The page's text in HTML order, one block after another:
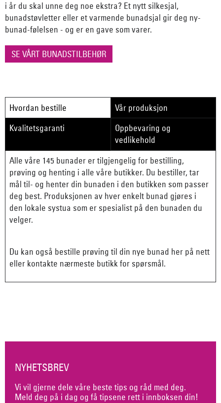
i år du skal unne deg noe ekstra? Et nytt silkesjal,
bunadstøvletter eller et varmende bunadsjal gir deg ny-
bunad-følelsen - og er en gave som varer.
SE VÅRT BUNADSTILBEHØR
Hvordan bestille
Vår produksjon
Kvalitetsgaranti
Oppbevaring og
vedlikehold
Alle våre 145 bunader er tilgjengelig for bestilling,
prøving og henting i alle våre butikker. Du bestiller, tar
mål til- og henter din bunaden i den butikken som passer
deg best. Produksjonen av hver enkelt bunad gjøres i
den lokale systua som er spesialist på den bunaden du
velger.
Du kan også bestille prøving til din nye bunad her på nett
eller kontakte nærmeste butikk for spørsmål.
NYHETSBREV
Vi vil gjerne dele våre beste tips og råd med deg.
Meld deg på i dag og få tipsene rett i innboksen din!